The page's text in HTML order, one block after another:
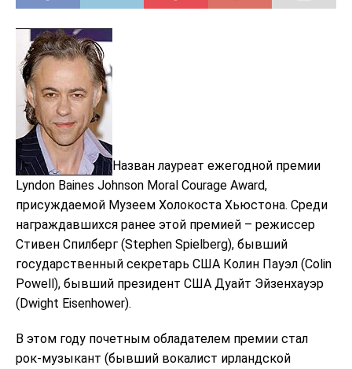
Назван лауреат ежегодной премии
Lyndon Baines Johnson Moral Courage Award,
присуждаемой Музеем Холокоста Хьюстона. Среди
награждавшихся ранее этой премией – режиссер
Стивен Спилберг (Stephen Spielberg), бывший
государственный секретарь США Колин Пауэл (Colin
Powell), бывший президент США Дуайт Эйзенхауэр
(Dwight Eisenhower).
В этом году почетным обладателем премии стал
рок-музыкант (бывший вокалист ирландской